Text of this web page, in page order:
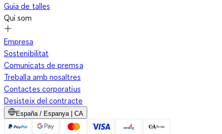
Guia de talles
Qui som
Empresa
Sostenibilitat
Comunicats de premsa
Treballa amb nosaltres
Contactes corporatius
Desisteix del contracte
España / Espanya | CA